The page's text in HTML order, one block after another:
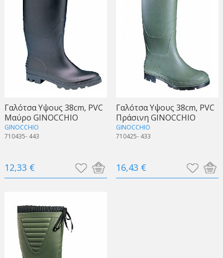
Γαλότσα Υψους 38cm, PVC
Μαύρο GINOCCHIO
GINOCCHIO
710435- 443
12,33 €
Γαλότσα Υψους 38cm, PVC
Πράσινη GINOCCHIO
GINOCCHIO
710425- 433
16,43 €